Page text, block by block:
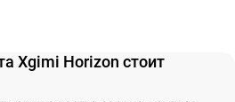
Xgimi Horizon стоит